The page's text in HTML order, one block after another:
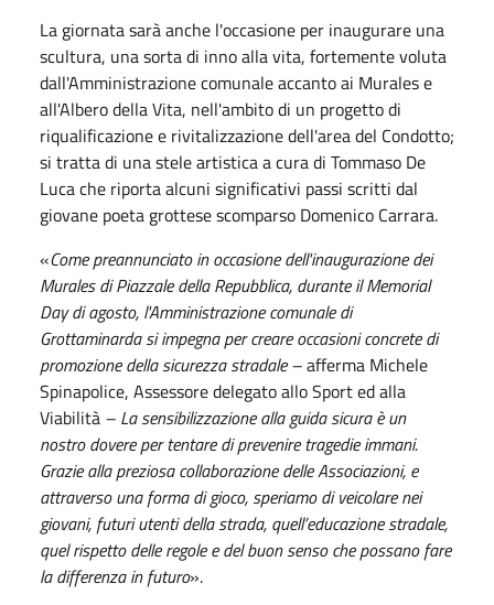
La giornata sarà anche l'occasione per inaugurare una
scultura, una sorta di inno alla vita, fortemente voluta
dall'Amministrazione comunale accanto ai Murales e
all'Albero della Vita, nell'ambito di un progetto di
riqualificazione e rivitalizzazione dell'area del Condotto;
si tratta di una stele artistica a cura di Tommaso De
Luca che riporta alcuni significativi passi scritti dal
giovane poeta grottese scomparso Domenico Carrara.
«Come preannunciato in occasione dell'inaugurazione dei
Murales di Piazzale della Repubblica, durante il Memorial
Day di agosto, l'Amministrazione comunale di
Grottaminarda si impegna per creare occasioni concrete di
promozione della sicurezza stradale –afferma Michele
Spinapolice, Assessore delegato allo Sport ed alla
Viabilità – La sensibilizzazione alla guida sicura è un
nostro dovere per tentare di prevenire tragedie immani.
Grazie alla preziosa collaborazione delle Associazioni, e
attraverso una forma di gioco, speriamo di veicolare nei
giovani, futuri utenti della strada, quell’educazione stradale,
quel rispetto delle regole e del buon senso che possano fare
la differenza in futuro».